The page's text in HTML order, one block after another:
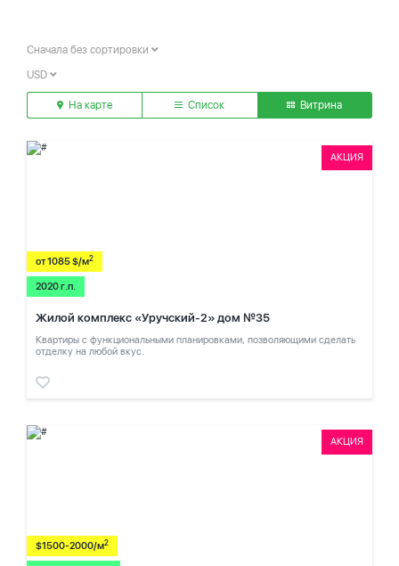
Сначала без сортировки
USD
На карте Список Витрина
АКЦИЯ
от 1085 $/м2
2020 г.п.
Жилой комплекс «Уручский-2» дом №35
Квартиры с функциональными планировками, позволяющими сделать
отделку на любой вкус.
АКЦИЯ
$1500-2000/м2